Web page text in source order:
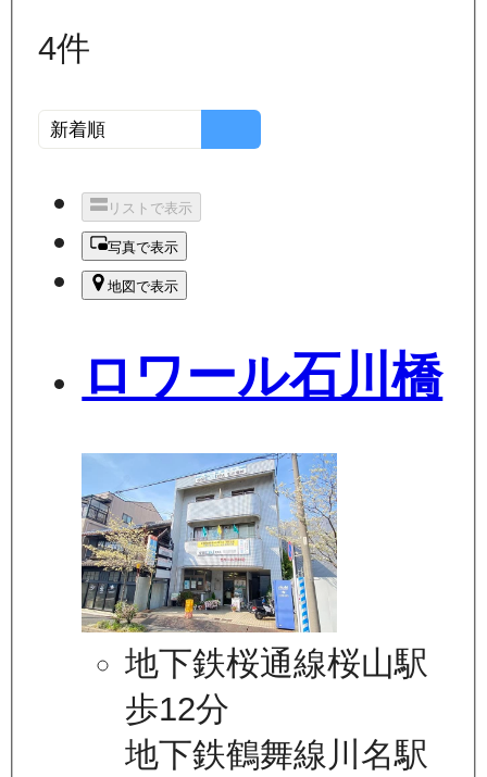
4件
リストで表示
写真で表示
地図で表示
ロワール石川橋
地下鉄桜通線桜山駅
歩12分
地下鉄鶴舞線川名駅